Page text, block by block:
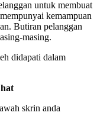
untuk membuat
kemampuan
Butiran pelanggan
masing.
didapati dalam
skrin anda